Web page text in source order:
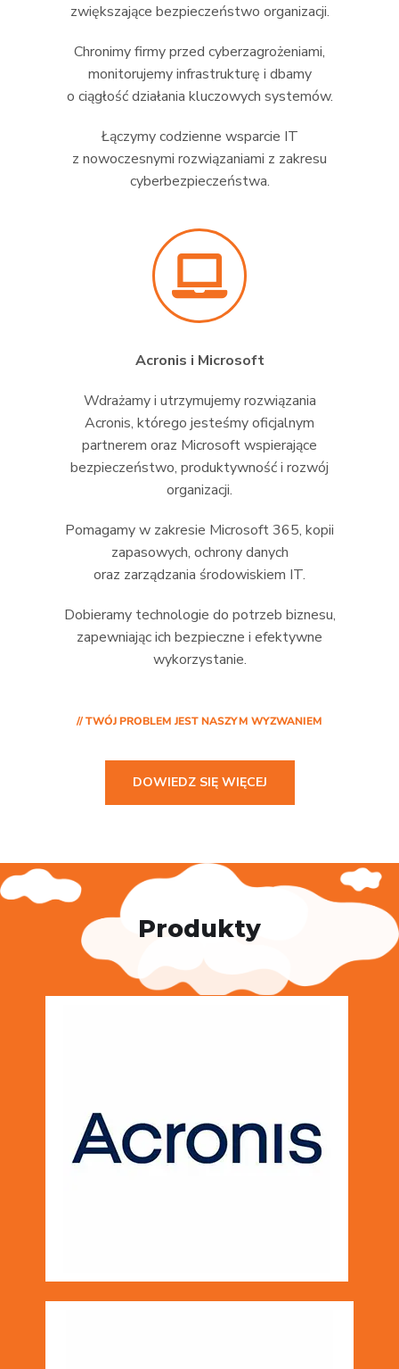
zwiększające bezpieczeństwo organizacji.
Chronimy firmy przed cyberzagrożeniami,
monitorujemy infrastrukturę i dbamy
o ciągłość działania kluczowych systemów.
Łączymy codzienne wsparcie IT
z nowoczesnymi rozwiązaniami z zakresu
cyberbezpieczeństwa.
Acronis i Microsoft
Wdrażamy i utrzymujemy rozwiązania
Acronis, którego jesteśmy oficjalnym
partnerem oraz Microsoft wspierające
bezpieczeństwo, produktywność i rozwój
organizacji.
Pomagamy w zakresie Microsoft 365, kopii
zapasowych, ochrony danych
oraz zarządzania środowiskiem IT.
Dobieramy technologie do potrzeb biznesu,
zapewniając ich bezpieczne i efektywne
wykorzystanie.
// TWÓJ PROBLEM JEST NASZYM WYZWANIEM
DOWIEDZ SIĘ WIĘCEJ
Produkty